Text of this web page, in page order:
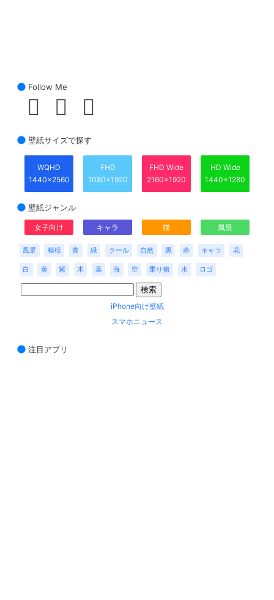
Follow Me
壁紙サイズで探す
WQHD
1440x2560
FHD
1080x1920
FHD Wide
2160x1920
HD Wide
1440x1280
壁紙ジャンル
女子向け キャラ 猫 風景
風景 模様 青 緑 クール 自然 黒 赤 キャラ 花
白 黄 紫 木 葉 海 空 乗り物 水 ロゴ
iPhone向け壁紙
スマホニュース
注目アプリ